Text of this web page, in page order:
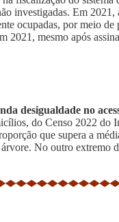
investigadas. Em
ocupadas, por meio
2021, mesmo após
desigualdade no
do Censo 2022 do
que supera a
No outro extremo